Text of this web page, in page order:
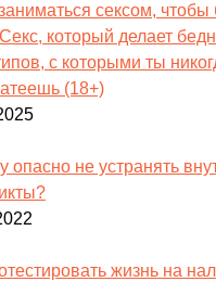
сексом,
Секс, который делает
с которыми ты
(18+)
опасно не устранять
жизнь на